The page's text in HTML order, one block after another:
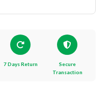
7 Days Return
Secure
Transaction